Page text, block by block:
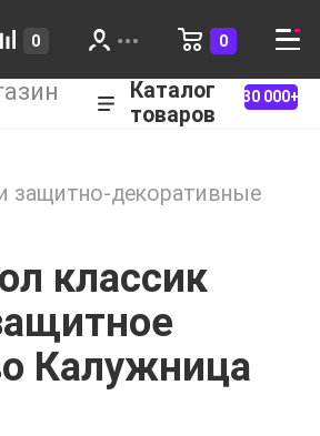
0 0
Каталог
товаров
30 000+
защитно-декоративные
классик
Калужница